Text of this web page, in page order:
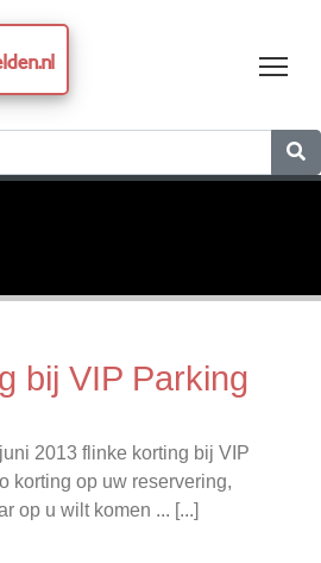
bij VIP Parking
2013 flinke korting bij VIP
korting op uw reservering,
op u wilt komen ... [...]